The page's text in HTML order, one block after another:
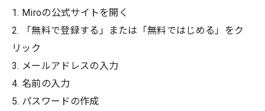
1. Miroの公式サイトを開く
2. 「無料で登録する」または「無料ではじめる」をク
リック
3. メールアドレスの入力
4. 名前の入力
5. パスワードの作成